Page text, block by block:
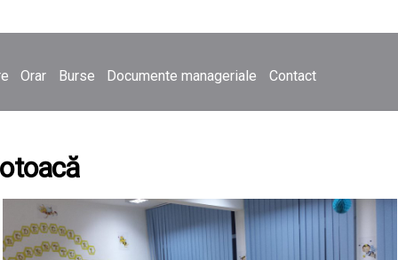
Orar Burse Documente manageriale Contact